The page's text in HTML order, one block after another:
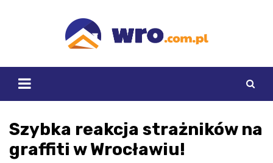
Szybka reakcja strażników na
graffiti w Wrocławiu!